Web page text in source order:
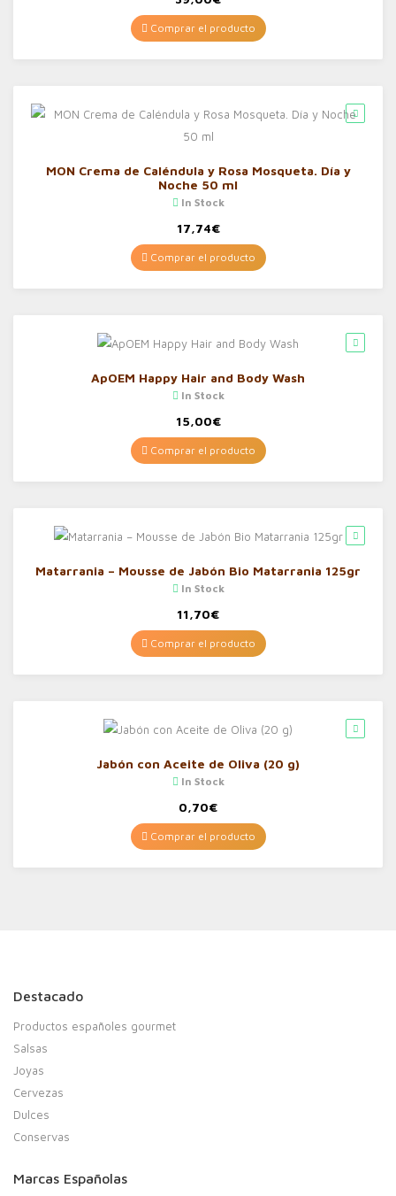
Comprar el producto
MON Crema de Caléndula y Rosa Mosqueta. Día y
Noche 50 ml
In Stock
17,74€
Comprar el producto
ApOEM Happy Hair and Body Wash
In Stock
15,00€
Comprar el producto
Matarrania – Mousse de Jabón Bio Matarrania 125gr
In Stock
11,70€
Comprar el producto
Jabón con Aceite de Oliva (20 g)
In Stock
0,70€
Comprar el producto
Destacado
Productos españoles gourmet
Salsas
Joyas
Cervezas
Dulces
Conservas
Marcas Españolas